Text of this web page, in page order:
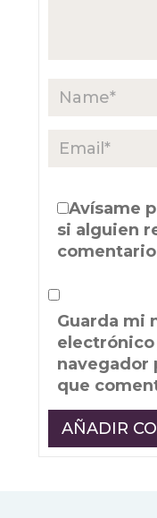
Avísame
si alguien
Guarda mi
navegador
que